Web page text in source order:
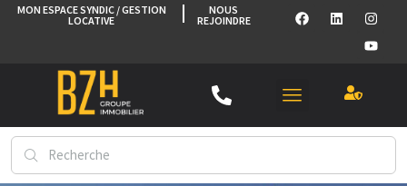
MON ESPACE SYNDIC / GESTION
LOCATIVE
NOUS
REJOINDRE